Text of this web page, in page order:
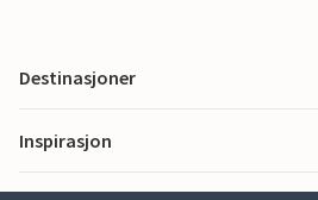
Destinasjoner
Inspirasjon